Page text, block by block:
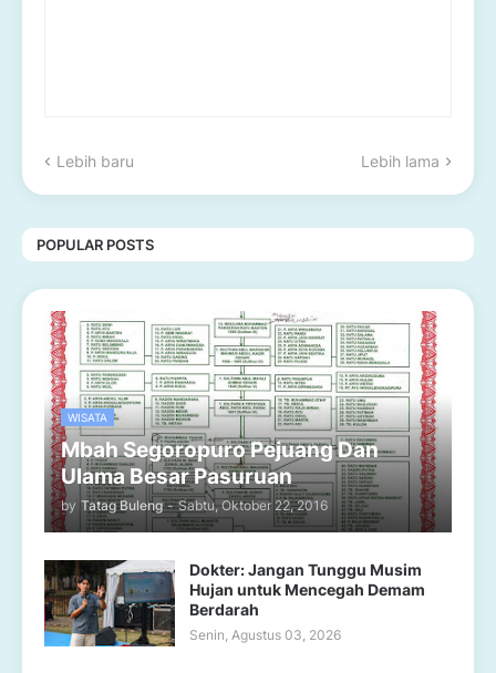
Lebih baru Lebih lama
POPULAR POSTS
WISATA
Mbah Segoropuro Pejuang Dan
Ulama Besar Pasuruan
by Tatag Buleng - Sabtu, Oktober 22, 2016
Dokter: Jangan Tunggu Musim
Hujan untuk Mencegah Demam
Berdarah
Senin, Agustus 03, 2026